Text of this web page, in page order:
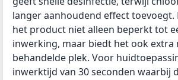
langer aanhoudend effect
het product niet alleen beperkt tot
inwerking, maar biedt het ook extra
behandelde plek. Voor
inwerktijd van 30 seconden waarbij